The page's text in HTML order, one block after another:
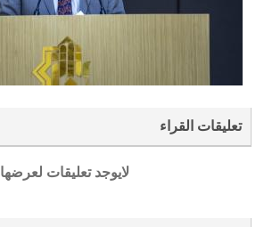
تعليقات القراء
لايوجد تعليقات لعرضها